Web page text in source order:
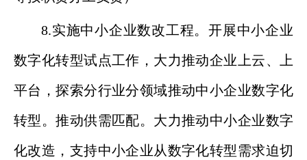
8.实施中小企业数改工程。开展中小企业
数字化转型试点工作，大力推动企业上云、上
平台，探索分行业分领域推动中小企业数字化
转型。推动供需匹配。大力推动中小企业数字
化改造，支持中小企业从数字化转型需求迫切